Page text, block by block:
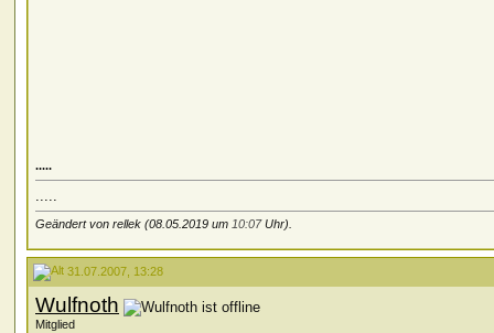
.....
.....
Geändert von rellek (08.05.2019 um 10:07Uhr).
31.07.2007, 13:28
Wulfnoth
Mitglied